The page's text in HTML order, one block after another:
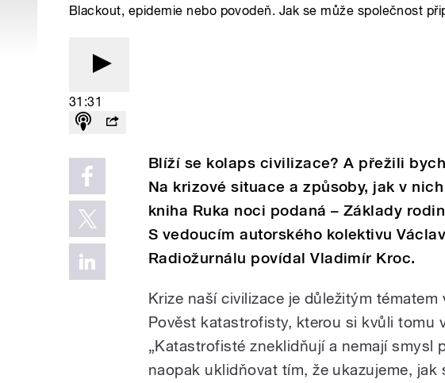
Blackout, epidemie nebo povodeň. Jak se může společnost
31:31
Blíží se kolaps civilizace? A přežili
Na krizové situace a způsoby, jak v
kniha Ruka noci podaná – Základy
S vedoucím autorského kolektivu
Radiožurnálu povídal Vladimír Kroc.
Krize naší civilizace je důležitým tématem
Pověst katastrofisty, kterou si kvůli tomu
„Katastrofisté zneklidňují a nemají smysl
naopak uklidňovat tím, že ukazujeme, jak